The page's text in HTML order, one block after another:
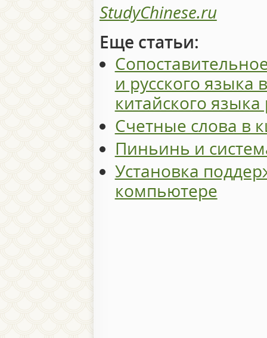
StudyChinese.ru
Еще статьи:
и русского языка
китайского
Счетные слова в
Пиньинь и
Установка
компьютере